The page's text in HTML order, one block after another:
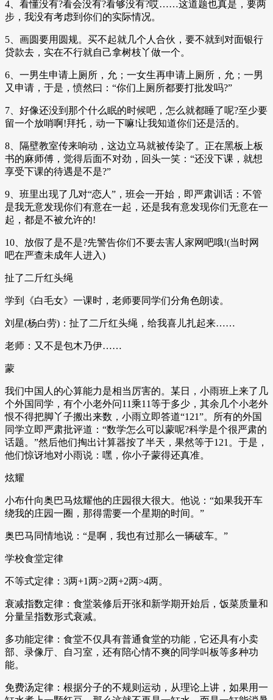
4、看懂没有?看会没有?看够没有?哎……这道题也真是，要两
步，我没有考虑到你们的实际情况。
5、画圆要用圆规。买不起就几个人合伙，要不就到对面银行
贷款去，实在不行就自己拿树枝丫做一个。
6、一男生申请上厕所，允；一女生再申请上厕所，允；一男
又申请，于是，愤然曰：“你们上厕所都要打批发吗?”
7、好像还没到那个什么眠的时候吧，怎么就都睡了呢?至少要
留一个放哨啊!拜托，动一下嘛!让我知道你们还是活的。
8、隔壁教室传来响动，这边立马就被传染了。正在黑板上板
书的麻师傅，觉得后面不对劲，回头一笑：“还没下课，就想
享受下课的待遇是不是?”
9、班里出现了几对“恋人”，班会一开始，即严肃训话：不管
是我无意发现你们有意在一起，还是我有意发现你们无意在一
起，都是不被允许的!
10、放假了是不是?先警告你们不要去害人家网吧哦!(当时网
吧在严查未成年人进入)
扯了二斤红头绳
学到《白毛女》一课时，老师要同学们分角色朗读。
刘星(杨白劳)：扯了二斤红头绳，给我喜儿扎起来……
老师：又不是包木乃伊……
蒙
我们中国人的心算能力是相当厉害的。某日，小雨班上来了几
个外国同学，有个小老外问11乘11等于多少，其余几个小老外
恨不得把脚丫子搬出来数，小雨立即答道“121”。所有的外国
同学立即严肃批评道：“数学怎么可以蒙呢?科学是个很严肃的
话题。”然后他们掏出计算器按了半天，果然等于121。于是，
他们惊讶地对小雨说：嘿，你小子蒙得还真准。
炫耀
小布什向奥巴马炫耀他的庄园很大很大。他说：“如果我开车
绕我的庄园一圈，那得需要一个星期的时间。”
奥巴马同情地说：“是啊，我也有过那么一辆破车。”
学校食堂定律
不等式定律：3两+1两>2两+2两>4两。
衰减指数定律：食堂装修后开张和新学期开始后，饭菜质量和
分量呈指数形式衰减。
多功能定律：食堂不仅具有普通食堂的功能，它还具有小卖
部、录像厅、自习室，还有陪心情不爽的同学叫板等多种功
能。
免费汤定律：根据分子的不规则运动，从理论上讲，如果用一